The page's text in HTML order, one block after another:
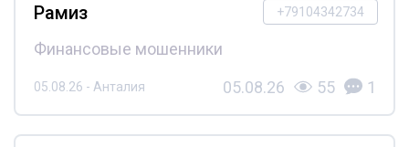
+79104342734
Рамиз
Финансовые мошенники
05.08.26 - Анталия 05.08.26 55 1